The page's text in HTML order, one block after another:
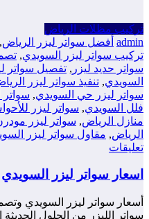
تركيب مظلات الرياض
admin أفضل سواتر ليزر الرياض,
تركيب سواتر ليزر السويدي,
سواتر حديد ليزر , تفصيل سواتر
السويدي, تنفيذ سواتر ليزر
سواتر ليزر حي السويدي, سواتر
فلل السويدي, سواتر ليزر
منازل الرياض, سواتر ليزر
الرياض, مقاول سواتر ليزر
تعليقات
اسعار سواتر ليزر السويدي
أسعار سواتر ليزر السويدي
سواتر الليزر من الحلول